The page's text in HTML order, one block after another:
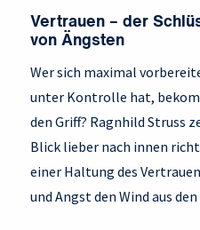
Vertrauen – der
von Ängsten
Wer sich maximal
unter Kontrolle hat,
den Griff? Ragnhild Struss
Blick lieber nach innen
einer Haltung des
und Angst den Wind aus